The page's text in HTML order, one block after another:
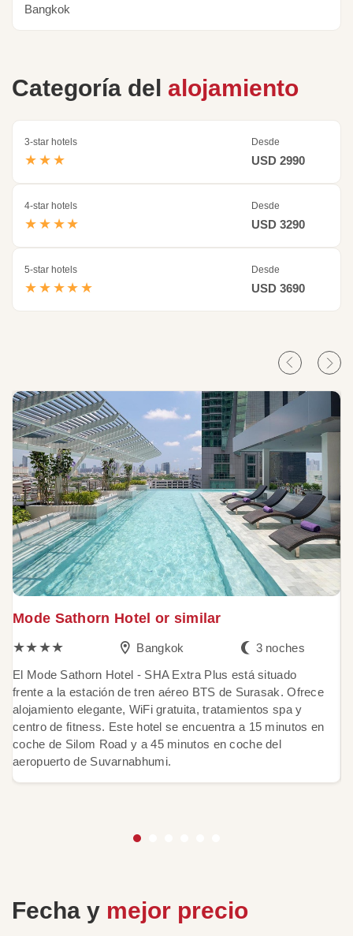
Bangkok
Categoría del alojamiento
3-star hotels
★★★
Desde
USD 2990
4-star hotels
★★★★
Desde
USD 3290
5-star hotels
★★★★★
Desde
USD 3690
Mode Sathorn Hotel or similar
★★★★
Bangkok 3 noches
El Mode Sathorn Hotel - SHA Extra Plus está situado
frente a la estación de tren aéreo BTS de Surasak. Ofrece
alojamiento elegante, WiFi gratuita, tratamientos spa y
centro de fitness. Este hotel se encuentra a 15 minutos en
coche de Silom Road y a 45 minutos en coche del
aeropuerto de Suvarnabhumi.
Fecha y mejor precio